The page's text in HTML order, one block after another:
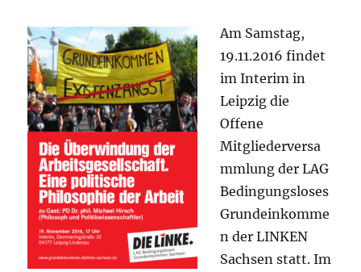
Am Samstag,
19.11.2016 findet
im Interim in
Leipzig die
Offene
Mitgliederversa
mmlung der LAG
Bedingungsloses
Grundeinkomme
n der LINKEN
Sachsen statt. Im